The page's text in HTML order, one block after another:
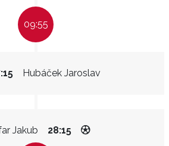
09:55
Hubáček Jaroslav
Jakub 28:15